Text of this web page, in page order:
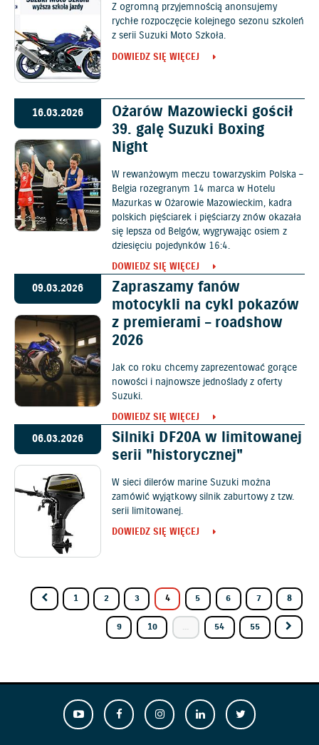
Z ogromną przyjemnością anonsujemy
rychłe rozpoczęcie kolejnego sezonu szkoleń
z serii Suzuki Moto Szkoła.
DOWIEDZ SIĘ WIĘCEJ
16.03.2026
Ożarów Mazowiecki gościł
39. galę Suzuki Boxing
Night
W rewanżowym meczu towarzyskim Polska –
Belgia rozegranym 14 marca w Hotelu
Mazurkas w Ożarowie Mazowieckim, kadra
polskich pięściarek i pięściarzy znów okazała
się lepsza od Belgów, wygrywając osiem z
dziesięciu pojedynków 16:4.
DOWIEDZ SIĘ WIĘCEJ
09.03.2026
Zapraszamy fanów
motocykli na cykl pokazów
z premierami – roadshow
2026
Jak co roku chcemy zaprezentować gorące
nowości i najnowsze jednoślady z oferty
Suzuki.
DOWIEDZ SIĘ WIĘCEJ
06.03.2026
Silniki DF20A w limitowanej
serii "historycznej"
W sieci dilerów marine Suzuki można
zamówić wyjątkowy silnik zaburtowy z tzw.
serii limitowanej.
DOWIEDZ SIĘ WIĘCEJ
1 2 3 4 5 6 7 8
9 10 ... 54 55